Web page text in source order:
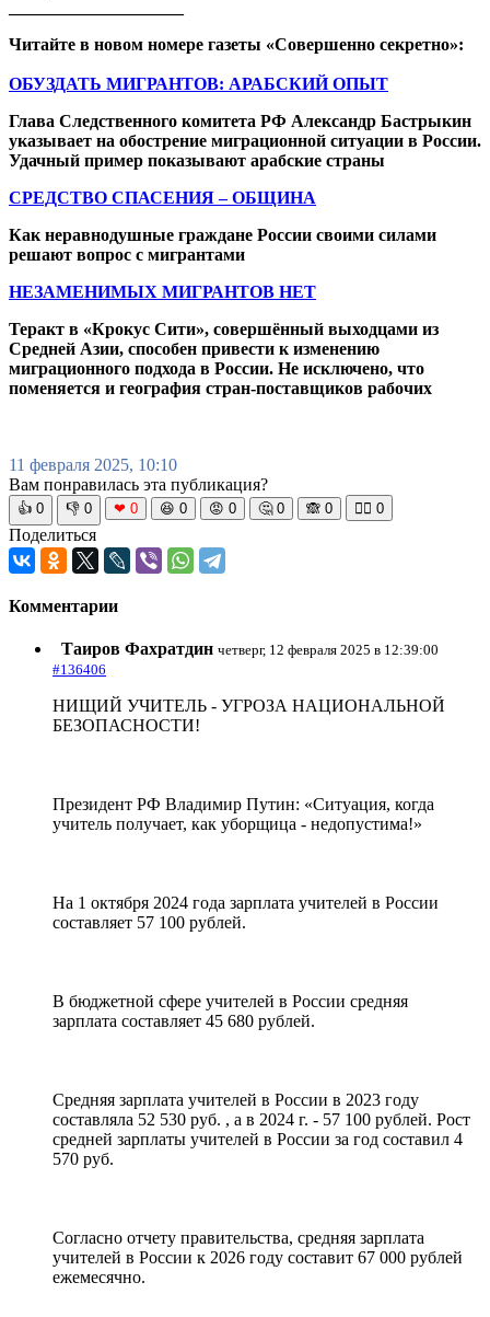
Читайте в новом номере газеты «Совершенно секретно»:
ОБУЗДАТЬ МИГРАНТОВ: АРАБСКИЙ ОПЫТ
Глава Следственного комитета РФ Александр Бастрыкин
указывает на обострение миграционной ситуации в России.
Удачный пример показывают арабские страны
СРЕДСТВО СПАСЕНИЯ – ОБЩИНА
Как неравнодушные граждане России своими силами
решают вопрос с мигрантами
НЕЗАМЕНИМЫХ МИГРАНТОВ НЕТ
Теракт в «Крокус Сити», совершённый выходцами из
Средней Азии, способен привести к изменению
миграционного подхода в России. Не исключено, что
поменяется и география стран-поставщиков рабочих
11 февраля 2025, 10:10
Вам понравилась эта публикация?
👍 0 👎 0 ❤ 0 😆 0 😡 0 🤔 0 🙈 0 🧘‍♀️ 0
Поделиться
Комментарии
Таиров Фахратдин четверг, 12 февраля 2025 в 12:39:00
#136406
НИЩИЙ УЧИТЕЛЬ - УГРОЗА НАЦИОНАЛЬНОЙ
БЕЗОПАСНОСТИ!
Президент РФ Владимир Путин: «Ситуация, когда
учитель получает, как уборщица - недопустима!»
На 1 октября 2024 года зарплата учителей в России
составляет 57 100 рублей.
В бюджетной сфере учителей в России средняя
зарплата составляет 45 680 рублей.
Средняя зарплата учителей в России в 2023 году
составляла 52 530 руб. , а в 2024 г. - 57 100 рублей. Рост
средней зарплаты учителей в России за год составил 4
570 руб.
Согласно отчету правительства, средняя зарплата
учителей в России к 2026 году составит 67 000 рублей
ежемесячно.